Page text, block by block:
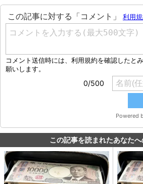
この記事を読まれたあなたへ